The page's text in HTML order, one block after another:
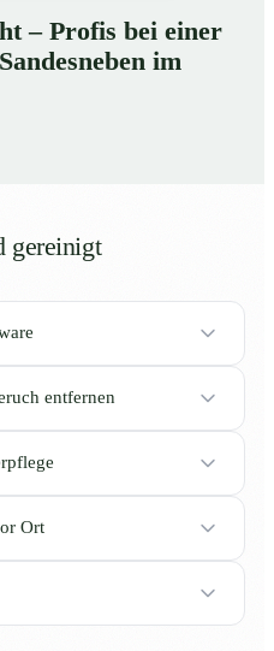
– Profis bei einer
im
gereinigt
entfernen
Ort